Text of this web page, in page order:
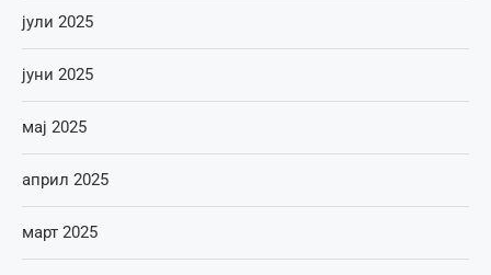
јули 2025
јуни 2025
мај 2025
април 2025
март 2025